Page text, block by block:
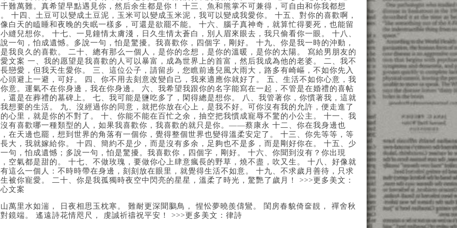
難萬難。真希望早點遇見你，然后余生都是你！ 十三、魚和熊掌不可兼得，可自由和你我都想
十四、土豆可以變成土豆泥，玉米可以變成玉米泥，我可以變成我愛你。 十五、對你的喜歡啊，
白天的瞌睡和夜晚的失眠一樣多，可還是欲罷不能。 十六、腦子真神奇，就算忙得要死，也能留
縫兒想你。 十七、一見鐘情太膚淺，日久生情太蒼白，別人眉來眼去，我只偷看你一眼。 十八、
一句，怕成遺憾。多說一句，怕是驚擾。我喜歡你，四個字，剛好。 十九、你是我一時的沖動，
我良久的喜歡。 二十、總有那么一個人，是你的念想，是你的溫暖，是你的太陽。 寫給男朋友的
文案 一、我的愿望是我喜歡的人可以暴富，成為世界上的首富，然后我成為他的老婆。 二、我不
戀愛，但我天生愛你。 三、這位公子，請留步，您瞧前邊兒風大雨大，路多有崎嶇，不如你先入
頭避上一避，可好。 四、你不用去刻意改變自己，我來適應你就好了。 五、生活不如你心意，我
意。運氣不在你身邊，我在你身邊。 六、我希望我跟你的名字能寫在一起，不管是在婚禮的喜帖
還是在葬禮的墓碑上。 七、我可能是鹽吃多了，閑得總是想你。 八、我管著你，你慣著我，這就
想要的生活。 九、沒經過你的同意，就把你放在心上，是我不好。可你沒有我的允許，便走進了
心里，就是你的不對了。 十、你能不能在百忙之余，抽空把我慣成寵辱不驚的小公主。 十一、我
有喜歡哪一種類型的人，如果我喜歡你，我喜歡的就只是你。——蔡康永 十二、你在我身邊也
在天邊也罷，想到世界的角落有一個你，覺得整個世界也變得溫柔安定了。 十三、你先等等，等
大，我就嫁給你。 十四、簡約不是少，而是沒有多余，足夠也不是多，而是剛好你在。 十五、少
句，怕成遺憾；多說一句，怕是驚擾。我喜歡你，四個字，剛好。 十六、你聞到沒有？你出現
空氣都是甜的。 十七、不做玫瑰，要做你心上肆意瘋長的野草，燒不盡，吹又生。 十八、好像就
這么一個人：不時時帶在身邊，刻刻放在眼里，就覺得生活不如意。 十九、不求歲月善待，只求
被你寵愛。 二十、你是我孤獨時夜空中閃亮的星星，溫柔了時光，驚艷了歲月！ >>>更多美文：
文案
萬里水如湍， 日夜相思玉枕寒。 難耐更深聞鵩鳥， 惺忪夢曉羨儔鸞。 閨房春貌倚奩靚， 禪舍秋
鏡端。 遙遠詩花情咫尺， 虔誠祈禱祝平安！ >>>更多美文：律詩